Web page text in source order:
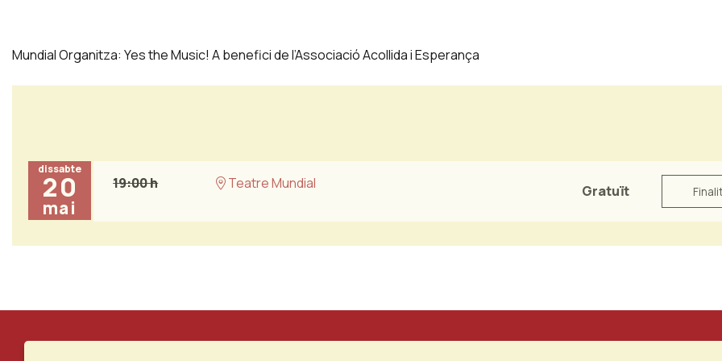
Mundial Organitza: Yes the Music! A benefici de l’Associació Acollida i Esperança
dissabte
20
mai
19:00 h Teatre Mundial Gratuït